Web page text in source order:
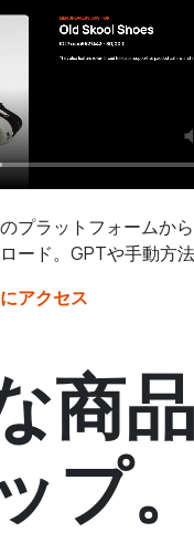
プラットフォームか
ード。GPTや手動方
アクセス
商
プ。